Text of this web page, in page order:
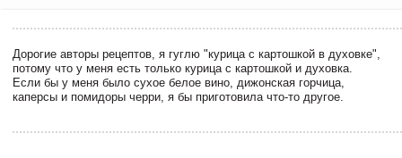
Дорогие авторы рецептов, я гуглю "курица с картошкой в духовке",
потому что у меня есть только курица с картошкой и духовка.
Если бы у меня было сухое белое вино, дижонская горчица,
каперсы и помидоры черри, я бы приготовила что-то другое.